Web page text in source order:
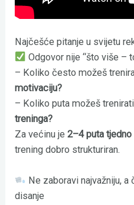
Najčešće pitanje u svijetu
Odgovor nije “što više –
– Koliko često možeš
motivaciju?
– Koliko puta možeš
treninga?
Za većinu je2–4 puta tjedno
trening dobro strukturiran.
Ne zaboravi najvažniju,
disanje